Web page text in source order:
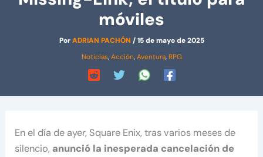
móviles
PorADRIAN PACHÓN /15 de mayo de 2025
Noticias,Acción,Aventura, RPG
En el día de ayer, Square Enix, tras varios meses de
silencio, anunció la inesperada cancelación de